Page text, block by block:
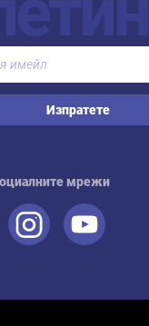
Изпратете
мрежи